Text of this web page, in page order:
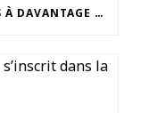
SANTÉ AU TRAVAIL : DES MANAGERS À DAVANTAGE OUTILLER